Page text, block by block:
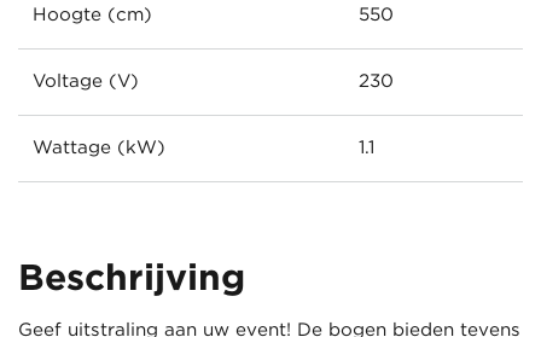
Hoogte (cm) 550
Voltage (V) 230
Wattage (kW) 1.1
Beschrijving
Geef uitstraling aan uw event! De bogen bieden tevens